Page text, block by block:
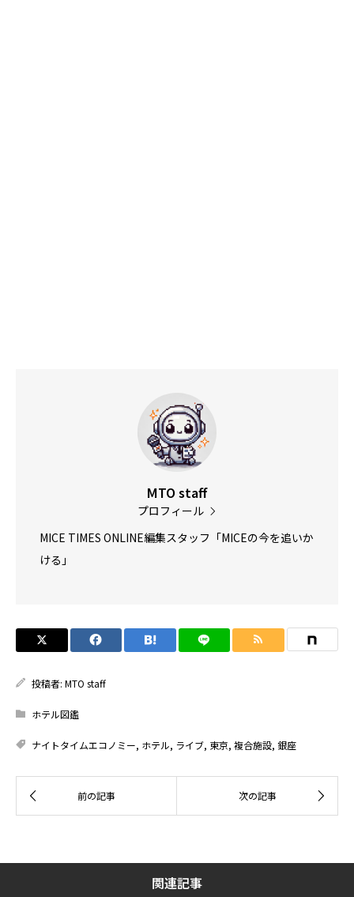
MTO staff
プロフィール
MICE TIMES ONLINE編集スタッフ「MICEの今を追いか
ける」
投稿者: MTO staff
ホテル図鑑
ナイトタイムエコノミー, ホテル, ライブ, 東京, 複合施設, 銀座
関連記事